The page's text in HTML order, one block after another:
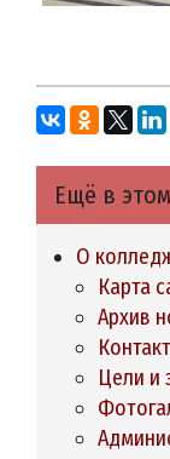
Ещё в
О
Карта
Архив
Цели